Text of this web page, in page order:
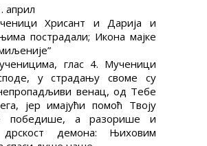
април
Хрисант и Дарија и
пострадали; Икона мајке
глас 4. Мученици
у страдању своме су
венац, од Тебе
јер имајући помоћ Твоју
победише, а разорише и
демона: Њиховим